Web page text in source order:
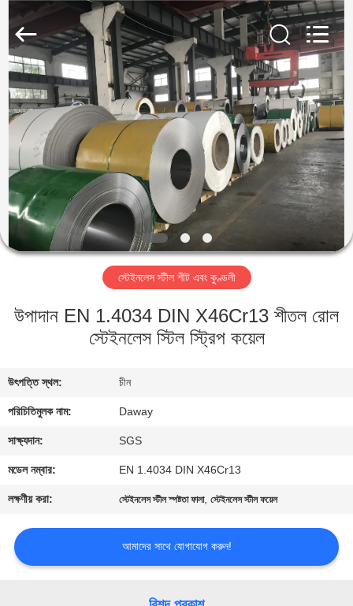
বাড়ি
পণ্য
ভিডিও
আমাদের
সম্পর্কে
কারখানা
মান
নিয়ন্ত্রণ
যোগাযোগ
করুন
উদ্ধৃতির
জন্য
Special
Steel
Co.,
Rights
Reserved.
স্টেইনলেস স্টীল শীট এবং কুণ্ডলী
উপাদান EN 1.4034 DIN X46Cr13 শীতল রোল
স্টেইনলেস স্টিল স্ট্রিপ কয়েল
উৎপত্তি স্থল: চীন
পরিচিতিমুলক নাম: Daway
সাক্ষ্যদান: SGS
মডেল নম্বার: EN 1.4034 DIN X46Cr13
লক্ষণীয় করা: স্টেইনলেস স্টীল স্পষ্টতা ফালা,স্টেইনলেস স্টীল ফয়েল
আমাদের সাথে যোগাযোগ করুন!